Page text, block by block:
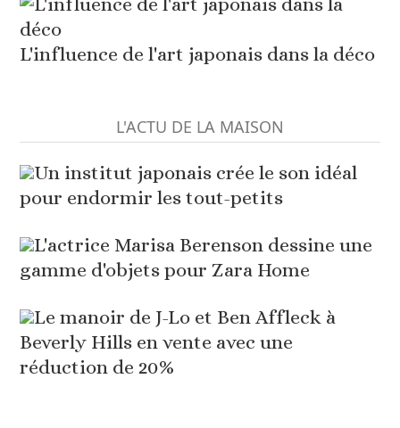
L'influence de l'art japonais dans la déco
L'ACTU DE LA MAISON
Un institut japonais crée le son idéal
pour endormir les tout-petits
L'actrice Marisa Berenson dessine une
gamme d'objets pour Zara Home
Le manoir de J-Lo et Ben Affleck à
Beverly Hills en vente avec une
réduction de 20%